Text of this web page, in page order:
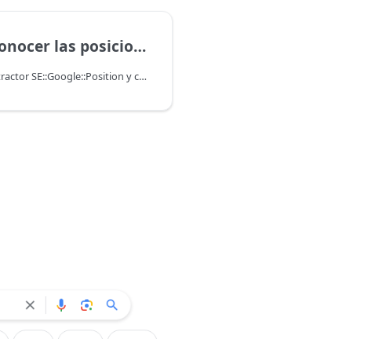
posiciones por palabras clave?
Conociendo el extractor SE::Google::Position y comprobando en qué lugar de los resultados de búsqueda se encuentra la palabra clave